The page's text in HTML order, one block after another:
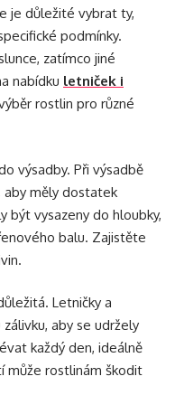
je důležité vybrat ty,
podmínky.
zatímco jiné
nabídku letniček i
rostlin pro různé
výsadby. Při výsadbě
měly dostatek
být vysazeny do hloubky,
balu. Zajistěte
Letničky a
aby se udržely
každý den, ideálně
může rostlinám škodit